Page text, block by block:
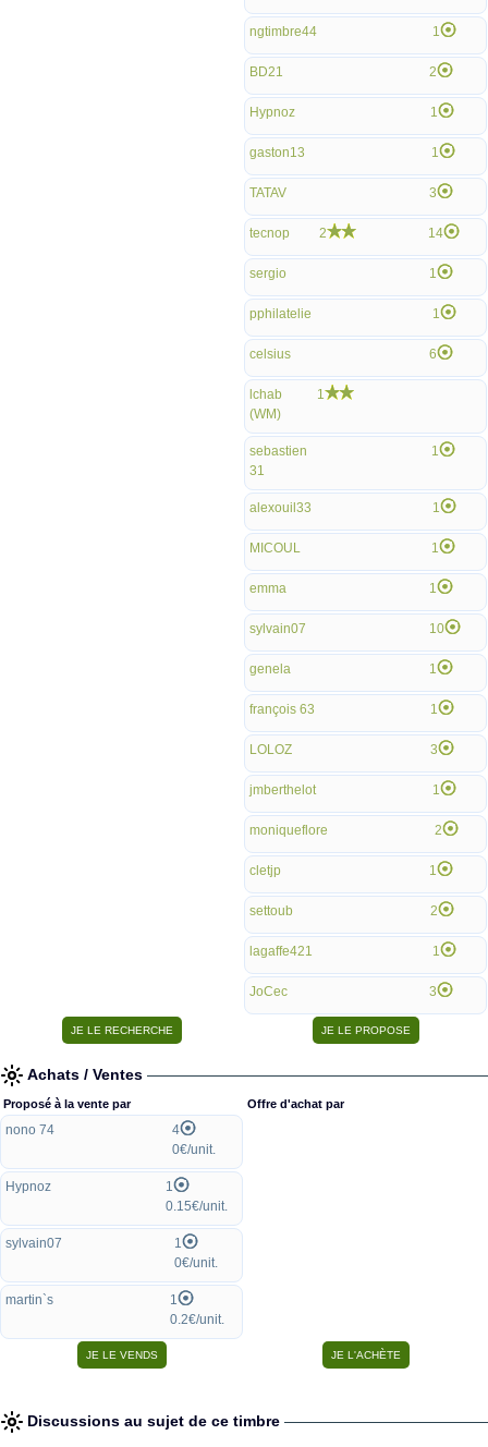
ngtimbre44 1
BD21 2
Hypnoz 1
gaston13 1
TATAV 3
tecnop 2 14
sergio 1
pphilatelie 1
celsius 6
lchab
(WM)
1
sebastien
31
1
alexouil33 1
MICOUL 1
emma 1
sylvain07 10
genela 1
françois 63 1
LOLOZ 3
jmberthelot 1
moniqueflore 2
cletjp 1
settoub 2
lagaffe421 1
JoCec 3
Achats / Ventes
Proposé à la vente par
nono 74
4
0€/unit.
Hypnoz
1
0.15€/unit.
sylvain07
1
0€/unit.
martin`s
1
0.2€/unit.
Offre d'achat par
Discussions au sujet de ce timbre